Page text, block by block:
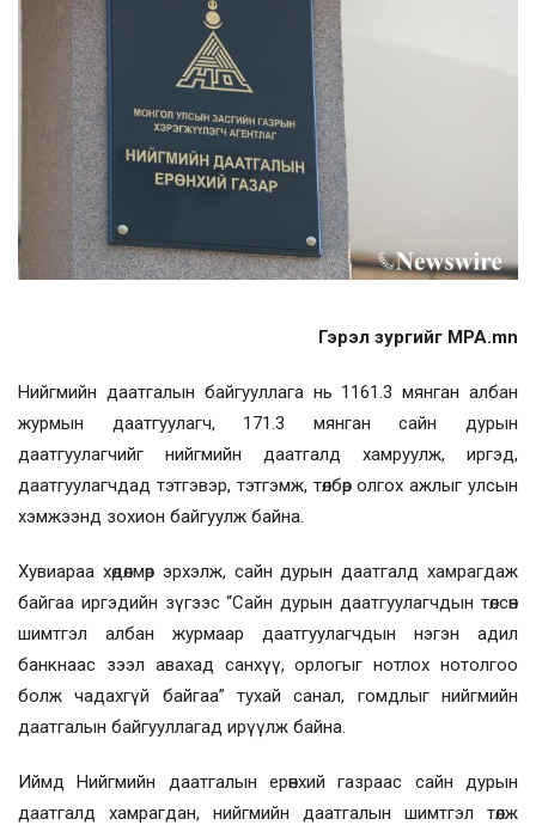
Гэрэл зургийг MPA.mn
Нийгмийн даатгалын байгууллага нь 1161.3 мянган албан
журмын даатгуулагч, 171.3 мянган сайн дурын
даатгуулагчийг нийгмийн даатгалд хамруулж, иргэд,
даатгуулагчдад тэтгэвэр, тэтгэмж, төлбөр олгох ажлыг улсын
хэмжээнд зохион байгуулж байна.
Хувиараа хөдөлмөр эрхэлж, сайн дурын даатгалд хамрагдаж
байгаа иргэдийн зүгээс “Сайн дурын даатгуулагчдын төлсөн
шимтгэл албан журмаар даатгуулагчдын нэгэн адил
банкнаас зээл авахад санхүү, орлогыг нотлох нотолгоо
болж чадахгүй байгаа” тухай санал, гомдлыг нийгмийн
даатгалын байгууллагад ирүүлж байна.
Иймд Нийгмийн даатгалын ерөнхий газраас сайн дурын
даатгалд хамрагдан, нийгмийн даатгалын шимтгэл төлж